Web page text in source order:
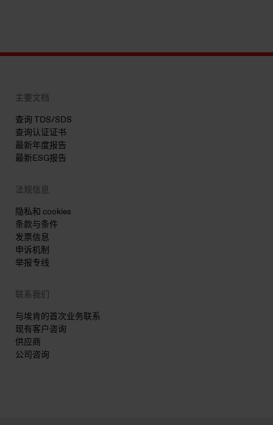
主要文档
查询 TDS/SDS
查询认证证书
最新年度报告
最新ESG报告
法规信息
隐私和 cookies
条款与条件
发票信息
申诉机制
举报专线
联系我们
与埃肯的首次业务联系
现有客户咨询
供应商
公司咨询